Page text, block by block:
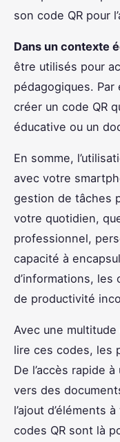
son code QR pour
Dans un contexte
être utilisés pour
pédagogiques.
créer un code QR
éducative ou un
En somme,
avec votre
gestion de tâches
votre quotidien,
professionnel,
capacité à
d’informations, les
de productivité
Avec une
lire ces codes, les
De l’accès rapide
vers des
l’ajout d’éléments
codes QR sont là